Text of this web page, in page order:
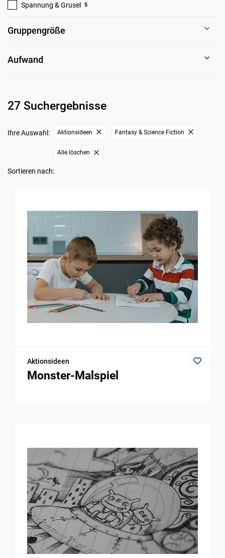
Spannung & Grusel 5
Gruppengröße
Aufwand
27 Suchergebnisse
Ihre Auswahl: Aktionsideen Fantasy & Science Fiction
Alle löschen
Sortieren nach:
Aktionsideen
Monster-Malspiel